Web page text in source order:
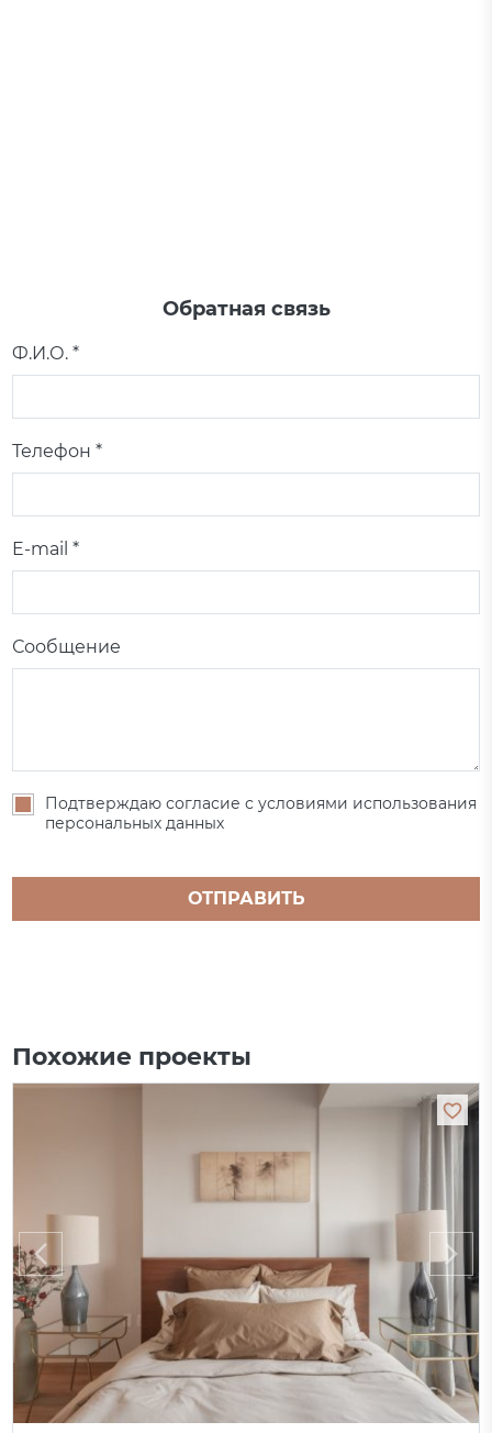
Обратная связь
Ф.И.О. *
Телефон *
E-mail *
Сообщение
Подтверждаю согласие с условиями использования
персональных данных
ОТПРАВИТЬ
Похожие проекты